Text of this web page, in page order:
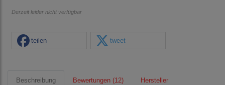
Derzeit leider nicht verfügbar
teilen tweet
Beschreibung Bewertungen (12) Hersteller